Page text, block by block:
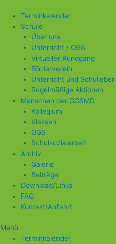
Inhalt
springen
Terminkalender
Schule
Über uns
Unterricht / OGS
Virtueller Rundgang
Förderverein
Unterricht und Schulleben
Regelmäßige Aktionen
Menschen der GGSMD
Kollegium
Klassen
OGS
Schulsozialarbeit
Archiv
Galerie
Beiträge
Download/Links
FAQ
Kontakt/Anfahrt
Menü
Terminkalender